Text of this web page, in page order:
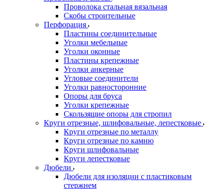
Проволока стальная вязальная
Скобы строительные
Перфорация
Пластины соединительные
Уголки мебельные
Уголки оконные
Пластины крепежные
Уголки анкерные
Угловые соединители
Уголки равносторонние
Опоры для бруса
Уголки крепежные
Скользящие опоры для стропил
Круги отрезные, шлифовальные, лепестковые
Круги отрезные по металлу
Круги отрезные по камню
Круги шлифовальные
Круги лепестковые
Дюбели
Дюбели для изоляции с пластиковым
стержнем